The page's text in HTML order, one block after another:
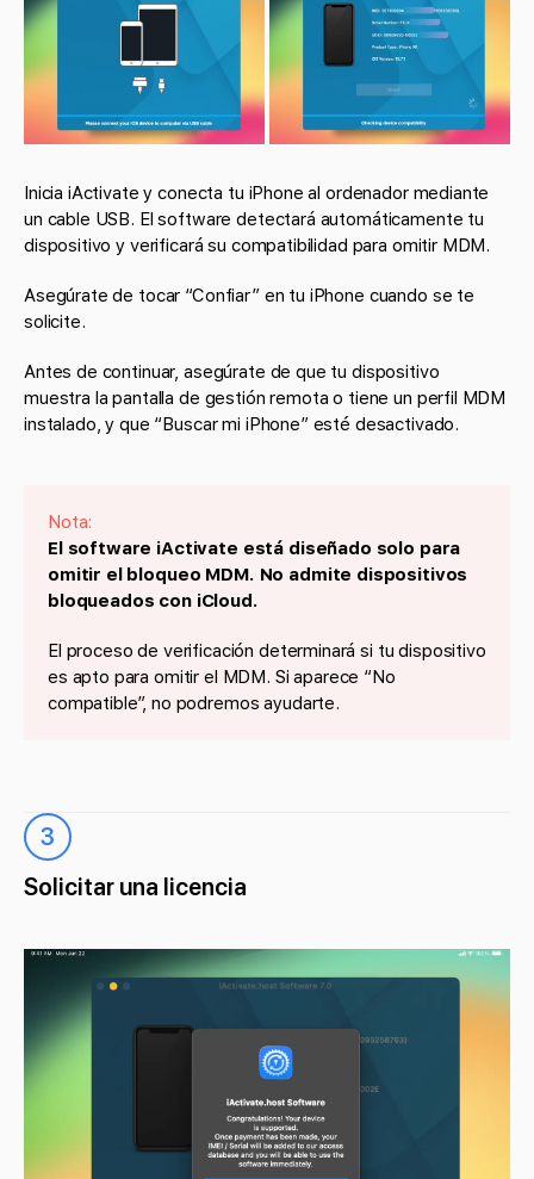
Inicia iActivate y conecta tu iPhone al ordenador mediante
un cable USB. El software detectará automáticamente tu
dispositivo y verificará su compatibilidad para omitir MDM.
Asegúrate de tocar “Confiar” en tu iPhone cuando se te
solicite.
Antes de continuar, asegúrate de que tu dispositivo
muestra la pantalla de gestión remota o tiene un perfil MDM
instalado, y que “Buscar mi iPhone” esté desactivado.
Nota:
El software iActivate está diseñado solo para
omitir el bloqueo MDM. No admite dispositivos
bloqueados con iCloud.
El proceso de verificación determinará si tu dispositivo
es apto para omitir el MDM. Si aparece “No
compatible”, no podremos ayudarte.
3
Solicitar una licencia